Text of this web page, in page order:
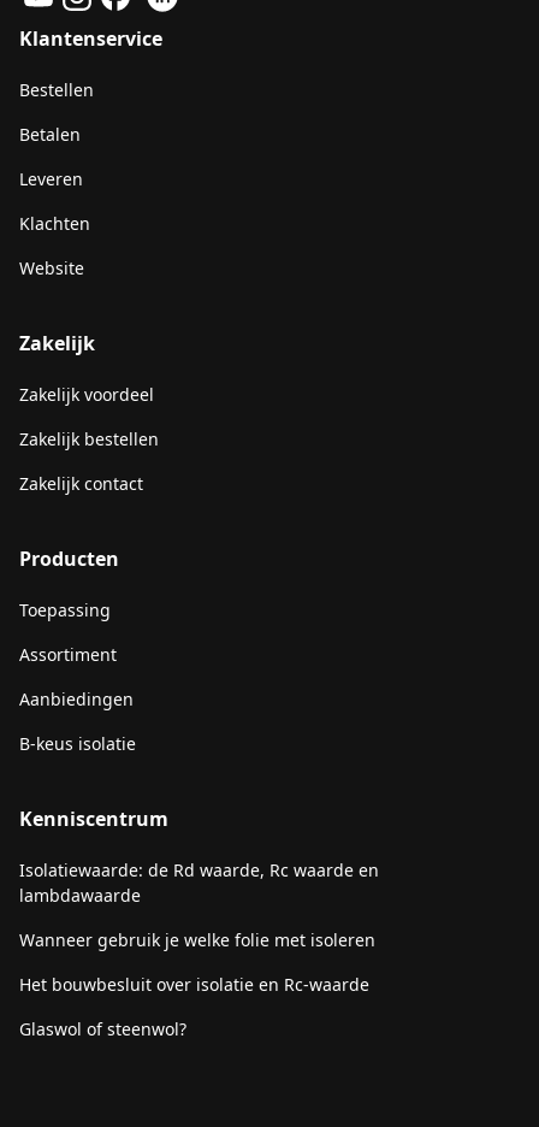
Klantenservice
Bestellen
Betalen
Leveren
Klachten
Website
Zakelijk
Zakelijk voordeel
Zakelijk bestellen
Zakelijk contact
Producten
Toepassing
Assortiment
Aanbiedingen
B-keus isolatie
Kenniscentrum
Isolatiewaarde: de Rd waarde, Rc waarde en
lambdawaarde
Wanneer gebruik je welke folie met isoleren
Het bouwbesluit over isolatie en Rc-waarde
Glaswol of steenwol?